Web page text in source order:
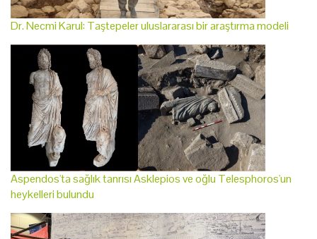
Dr. Necmi Karul: Taştepeler uluslararası bir araştırma modeli
Aspendos'ta sağlık tanrısı Asklepios ve oğlu Telesphoros'un
heykelleri bulundu